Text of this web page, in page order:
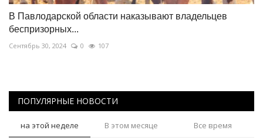
В Павлодарской области наказывают владельцев
беспризорных...
Сентябрь 30, 2024 0 107
ПОПУЛЯРНЫЕ НОВОСТИ
на этой неделе В этом месяце Все время